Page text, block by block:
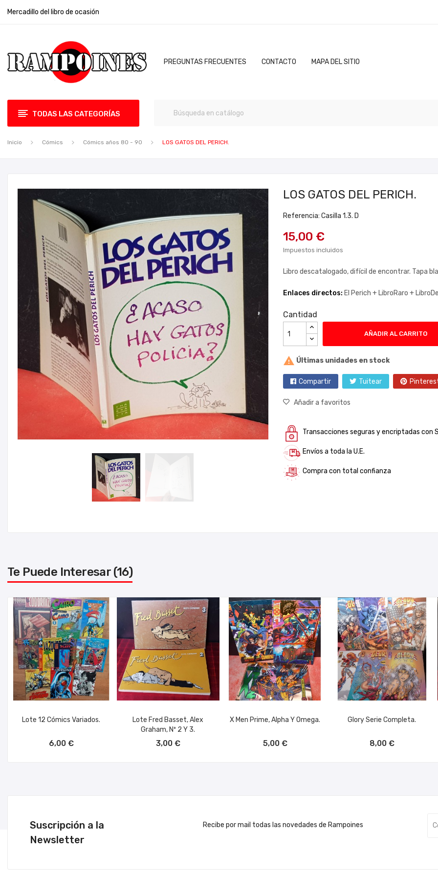
Mercadillo del libro de ocasión
PREGUNTAS FRECUENTES CONTACTO MAPA DEL SITIO
TODAS LAS CATEGORÍAS
Inicio Cómics Cómics años 80 - 90 LOS GATOS DEL PERICH.
LOS GATOS DEL PERICH.
Referencia: Casilla 1.3. D
15,00 €
Impuestos incluidos
Libro descatalogado, difícil de encontrar. Tapa
Enlaces directos: El Perich + LibroRaro +
Cantidad
AÑADIR AL CARRITO
 Últimas unidades en stock
Compartir Tuitear
Añadir a favoritos
Transacciones seguras y encriptadas con
Envíos a toda la U.E.
Compra con total confianza
Te Puede Interesar (16)
Lote 12 Cómics Variados.
6,00 €
Lote Fred Basset, Alex
Graham, Nº 2 Y 3.
3,00 €
X Men Prime, Alpha Y Omega.
5,00 €
Glory Serie Completa.
8,00 €
Suscripción a la
Newsletter
Recibe por mail todas las novedades de Rampoines